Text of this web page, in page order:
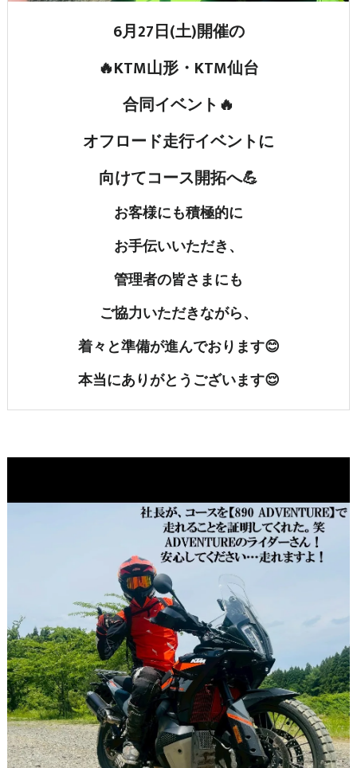
6月27日(土)開催の
🔥KTM山形・KTM仙台
合同イベント🔥
オフロード走行イベントに
向けてコース開拓へ💪
お客様にも積極的に
お手伝いいただき、
管理者の皆さまにも
ご協力いただきながら、
着々と準備が進んでおります😊
本当にありがとうございます😌